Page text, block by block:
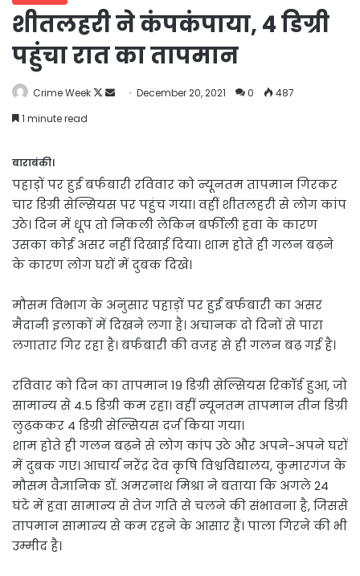
शीतलहरी ने कंपकंपाया, 4 डिग्री
पहुंचा रात का तापमान
Crime Week
Follow
SendDecember 20, 2021 0
487
1 minute read
बाराबंकी।
पहाड़ों पर हुई बर्फबारी रविवार को न्यूनतम तापमान गिरकर
चार डिग्री सेल्सियस पर पहुंच गया। वहीं शीतलहरी से लोग कांप
उठे। दिन में धूप तो निकली लेकिन बर्फीली हवा के कारण
उसका कोई असर नहीं दिखाई दिया। शाम होते ही गलन बढ़ने
के कारण लोग घरों में दुबक दिखे।
मौसम विभाग के अनुसार पहाड़ों पर हुई बर्फबारी का असर
मैदानी इलाकों में दिखने लगा है। अचानक दो दिनों से पारा
लगातार गिर रहा है। बर्फबारी की वजह से ही गलन बढ़ गई है।
रविवार को दिन का तापमान 19 डिग्री सेल्सियस रिकॉर्ड हुआ, जो
सामान्य से 4.5 डिग्री कम रहा। वहीं न्यूनतम तापमान तीन डिग्री
लुढ़ककर 4 डिग्री सेल्सियस दर्ज किया गया।
शाम होते ही गलन बढ़ने से लोग कांप उठे और अपने-अपने घरों
में दुबक गए। आचार्य नरेंद्र देव कृषि विश्वविद्यालय, कुमारगंज के
मौसम वैज्ञानिक डॉ. अमरनाथ मिश्रा ने बताया कि अगले 24
घंटे में हवा सामान्य से तेज गति से चलने की संभावना है, जिससे
तापमान सामान्य से कम रहने के आसार हैं। पाला गिरने की भी
उम्मीद है।